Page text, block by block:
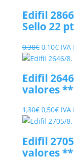
0,50€.
Edifil
Sello 22
0,30€ El
precio
era:
0,30€.
0,10€El
es:
IVA
Edifil
valores
1,30€ El
precio
era:
1,30€.
0,50€El
es:
IVA
Edifil
valores